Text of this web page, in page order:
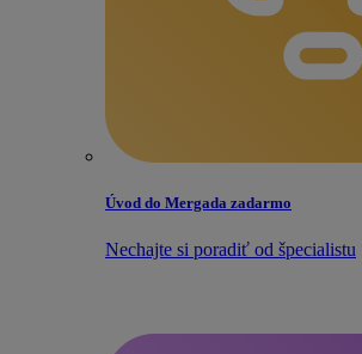
Úvod do Mergada zadarmo
Nechajte si poradiť od špecialistu